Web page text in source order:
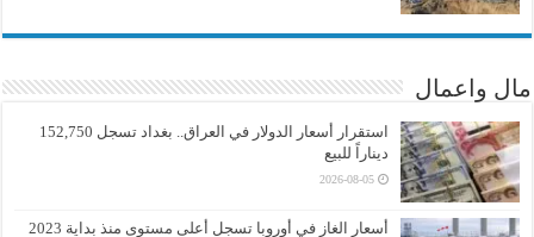
مال واعمال
استقرار أسعار الدولار في العراق.. بغداد تسجل 152,750
ديناراً للبيع
2026-08-05
أسعار الغاز في أوروبا تسجل أعلى مستوى منذ بداية 2023